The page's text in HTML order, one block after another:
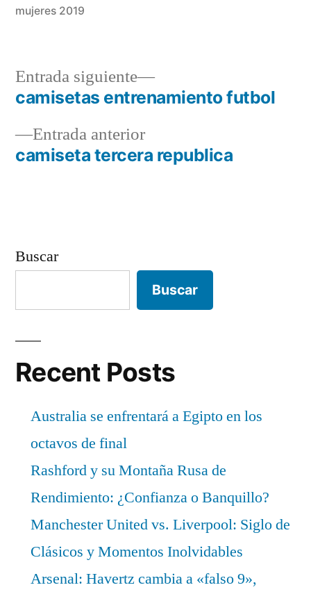
mujeres 2019
Navegación
deEntrada anteriorEntrada
anterior:
camiseta tercera republica
Entrada siguiente
Entrada
siguiente:
camisetas entrenamiento futbol
Buscar
Buscar
Recent Posts
Australia se enfrentará a Egipto en los
octavos de final
Rashford y su Montaña Rusa de
Rendimiento: ¿Confianza o Banquillo?
Manchester United vs. Liverpool: Siglo de
Clásicos y Momentos Inolvidables
Arsenal: Havertz cambia a «falso 9»,